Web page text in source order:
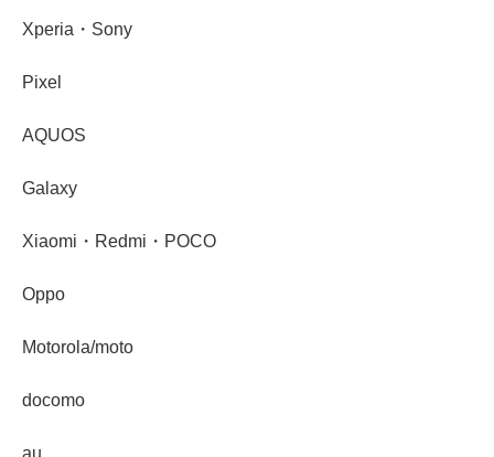
Xperia・Sony
Pixel
AQUOS
Galaxy
Xiaomi・Redmi・POCO
Oppo
Motorola/moto
docomo
au